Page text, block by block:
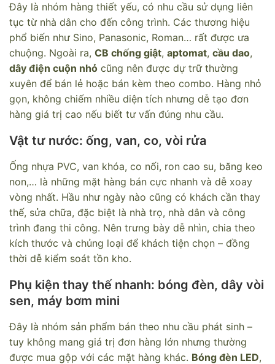
Đây là nhóm hàng thiết yếu, có nhu cầu sử dụng liên
tục từ nhà dân cho đến công trình. Các thương hiệu
phổ biến như Sino, Panasonic, Roman… rất được ưa
chuộng. Ngoài ra, CB chống giật, aptomat, cầu dao,
dây điện cuộn nhỏ cũng nên được dự trữ thường
xuyên để bán lẻ hoặc bán kèm theo combo. Hàng nhỏ
gọn, không chiếm nhiều diện tích nhưng dễ tạo đơn
hàng giá trị cao nếu biết tư vấn đúng nhu cầu.
Vật tư nước: ống, van, co, vòi rửa
Ống nhựa PVC, van khóa, co nối, ron cao su, băng keo
non,… là những mặt hàng bán cực nhanh và dễ xoay
vòng nhất. Hầu như ngày nào cũng có khách cần thay
thế, sửa chữa, đặc biệt là nhà trọ, nhà dân và công
trình đang thi công. Nên trưng bày dễ nhìn, chia theo
kích thước và chủng loại để khách tiện chọn – đồng
thời dễ kiểm soát tồn kho.
Phụ kiện thay thế nhanh: bóng đèn, dây vòi
sen, máy bơm mini
Đây là nhóm sản phẩm bán theo nhu cầu phát sinh –
tuy không mang giá trị đơn hàng lớn nhưng thường
được mua gộp với các mặt hàng khác. Bóng đèn LED,